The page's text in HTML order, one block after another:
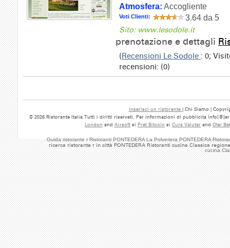
Guida ristorante r Ristoranti PONTEDERA La Polveriera PONTEDERA
ricerca ristorante r in città PONTEDERA Ristoranti cucina Classica
cucina
Atmosfera: Accogliente
Voti Clienti: 3.64 da 5
Sito: www.lesodole.it
prenotazione e dettagli
(Recensioni Le Sodole : 0;
recensioni: (0)
Inserisci un ristorante | Chi Siamo |
© 2026 Ristorante Italia.Tutti i diritti riservati. Per informazioni di pubblicita
London and Airsoft si Pret Bitcoin si Curs Valutar and Otel